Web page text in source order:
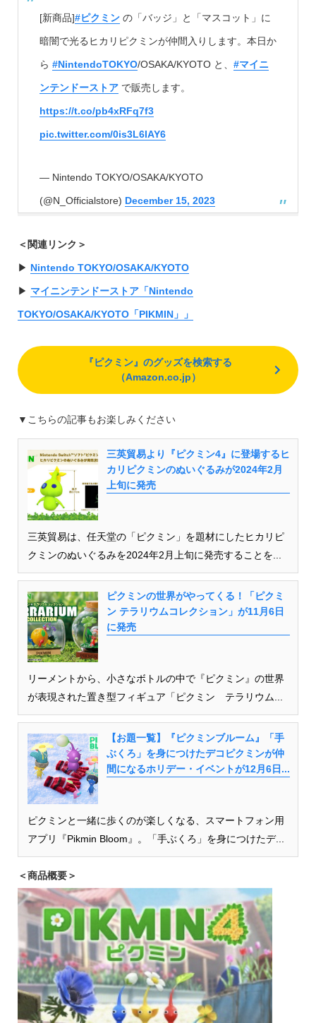
[新商品]#ピクミンの「バッジ」と「マスコット」に
暗闇で光るヒカリピクミンが仲間入りします。本日か
ら #NintendoTOKYO/OSAKA/KYOTO と、 #マイニ
ンテンドーストアで販売します。
https://t.co/pb4xRFq7f3
pic.twitter.com/0is3L6IAY6
— Nintendo TOKYO/OSAKA/KYOTO
(@N_Officialstore) December 15, 2023
＜関連リンク＞
▶︎ Nintendo TOKYO/OSAKA/KYOTO
▶︎ マイニンテンドーストア「Nintendo
TOKYO/OSAKA/KYOTO「PIKMIN」」
『ピクミン』のグッズを検索する
（Amazon.co.jp）
▼こちらの記事もお楽しみください
三英貿易より『ピクミン4』に登場するヒ
カリピクミンのぬいぐるみが2024年2月
上旬に発売
三英貿易は、任天堂の「ピクミン」を題材にしたヒカリピ
クミンのぬいぐるみを2024年2月上旬に発売することを...
ピクミンの世界がやってくる！「ピクミ
ン テラリウムコレクション」が11月6日
に発売
リーメントから、小さなボトルの中で『ピクミン』の世界
が表現された置き型フィギュア「ピクミン テラリウム...
【お題一覧】『ピクミンブルーム』「手
ぶくろ」を身につけたデコピクミンが仲
間になるホリデー・イベントが12月6日...
ピクミンと一緒に歩くのが楽しくなる、スマートフォン用
アプリ『Pikmin Bloom』。「手ぶくろ」を身につけたデ...
＜商品概要＞